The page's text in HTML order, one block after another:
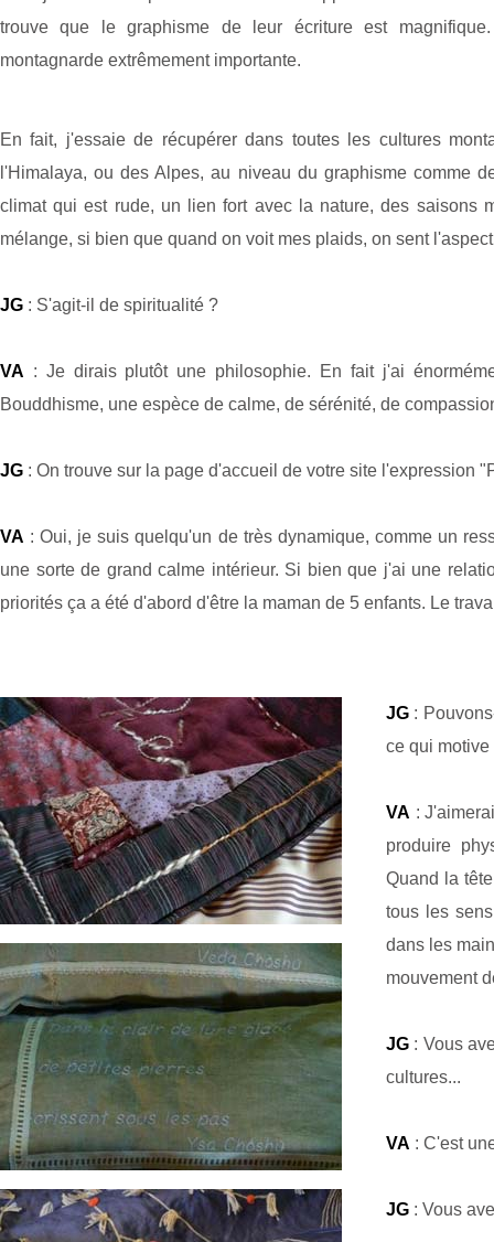
trouve que le graphisme de leur écriture est
montagnarde extrêmement importante.
En fait, j'essaie de récupérer dans toutes les cultures
l'Himalaya, ou des Alpes, au niveau du graphisme comme
climat qui est rude, un lien fort avec la nature, des saisons
mélange, si bien que quand on voit mes plaids, on sent
JG : S'agit-il de spiritualité ?
VA : Je dirais plutôt une philosophie. En fait j'ai
Bouddhisme, une espèce de calme, de sérénité, de
JG : On trouve sur la page d'accueil de votre site l'expression
VA : Oui, je suis quelqu'un de très dynamique, comme un
une sorte de grand calme intérieur. Si bien que j'ai une
priorités ça a été d'abord d'être la maman de 5 enfants. Le
JG :
ce qui motive
VA :
produire
Quand la
tous les
dans les
mouvement
JG : Vous
cultures...
VA : C'est
JG : Vous